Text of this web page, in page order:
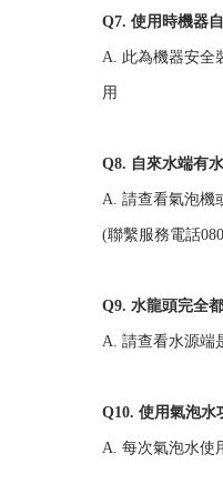
Q7. 使用時機器
A. 此為機器安全
用
Q8. 自來水端有
A. 請查看氣泡機
(聯繫服務電話
Q9. 水龍頭完全
A. 請查看水源端
Q10. 使用氣泡水
A. 每次氣泡水使